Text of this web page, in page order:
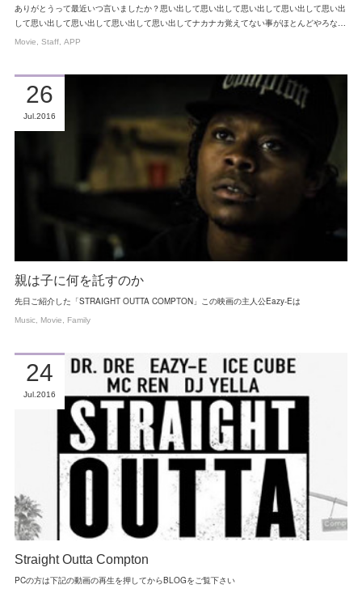
ありがとうって最近いつ言いましたか？思い出して思い出して思い出して思い出して思い出
して思い出して思い出して思い出して思い出してナカナカ覚えてない事がほとんどやろな…
Movie Staff APP
親は子に何を託すのか
先日ご紹介した「STRAIGHT OUTTA COMPTON」この映画の主人公Eazy-Eは
26
Jul 2016
Music Movie Family
Straight Outta Compton
PCの方は下記の動画の再生を押してからBLOGをご覧下さい
24
Jul 2016